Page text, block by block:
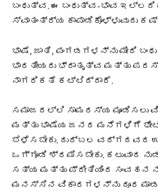
ಬಂಧುತ್ವ. ಈ ಬಂಧುತ್ವ-ಭಾವ
ಸ್ವಾತಂತ್ರ್ಯ ಕಾಪಾಡಿಕೊಳ್ಳುವುದು
ಭಾಷೆ, ಜಾತಿ, ಪಂಗಡಗಳನ್ನು ಮೀರಿ
ಭಾರತೀಯರು ಭ್ರಾತೃತ್ವ ಮತ್ತು
ನಾಗರಿಕತೆ ಕಟ್ಟಿದ್ದಾರೆ.
ಸಮಾಜದಲ್ಲಿ ಸಾಮರಸ್ಯ ಮೂಡಿಸಲು
ಮತ್ತು ಭಾಷೆಯ ಜನರ ಮನೆಗಳಿಗೆ ಭೇಟಿ
ಬೆಳೆಸಬೇಕು. ದುರ್ಬಲ ವರ್ಗದವರ
ಒಗ್ಗೂಡಿ ಶ್ರಮಿಸಬೇಕು. ಕಟುವಾದ
ಸತ್ಯ ಮತ್ತು ಪ್ರೀತಿಯಿಂದ ಸಂವಹನ
ಮನಸ್ಸಿನ ವಿಕಾರಗಳನ್ನು ದೂರ